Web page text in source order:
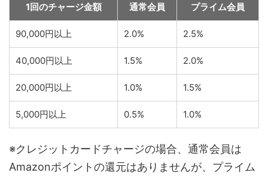
1回のチャージ金額 通常会員 プライム会員
90,000円以上 2.0% 2.5%
40,000円以上 1.5% 2.0%
20,000円以上 1.0% 1.5%
5,000円以上 0.5% 1.0%
※クレジットカードチャージの場合、通常会員は
Amazonポイントの還元はありませんが、プライム